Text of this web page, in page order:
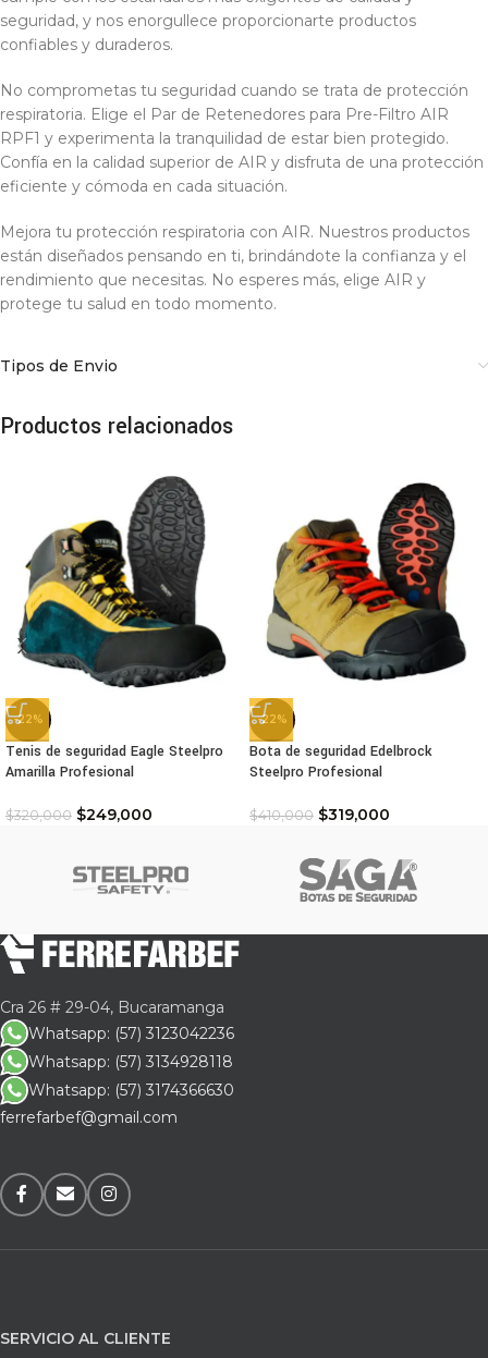
seguridad, y nos enorgullece proporcionarte productos
confiables y duraderos.
No comprometas tu seguridad cuando se trata de protección
respiratoria. Elige el Par de Retenedores para Pre-Filtro AIR
RPF1 y experimenta la tranquilidad de estar bien protegido.
Confía en la calidad superior de AIR y disfruta de una protección
eficiente y cómoda en cada situación.
Mejora tu protección respiratoria con AIR. Nuestros productos
están diseñados pensando en ti, brindándote la confianza y el
rendimiento que necesitas. No esperes más, elige AIR y
protege tu salud en todo momento.
Tipos de Envio
Productos relacionados
-22%
Tenis de seguridad Eagle Steelpro
Amarilla Profesional
$320,000 $249,000
-22%
Bota de seguridad Edelbrock
Steelpro Profesional
$410,000 $319,000
Cra 26 # 29-04, Bucaramanga
Whatsapp: (57) 3123042236
Whatsapp: (57) 3134928118
Whatsapp: (57) 3174366630
ferrefarbef@gmail.com
SERVICIO AL CLIENTE